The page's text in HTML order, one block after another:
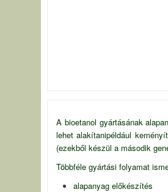
A bioetanol gyártásának
lehet alakítanipéldául
(ezekből készül a második
Többféle gyártási folyamat
alapanyag előkészítés